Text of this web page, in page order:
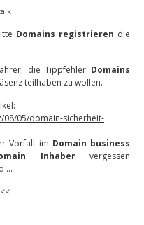
Domains registrieren die
die Tippfehler Domains
teilhaben zu wollen.
08/05/domain-sicherheit-
Vorfall im Domain business
Inhabervergessen
…